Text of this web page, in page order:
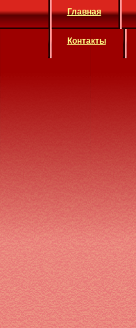
Главная
Контакты